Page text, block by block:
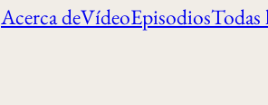
Acerca deVídeoEpisodiosTodas